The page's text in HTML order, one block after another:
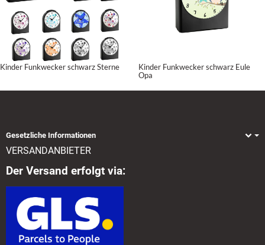
Kinder Funkwecker schwarz Sterne
Kinder Funkwecker schwarz Eule
Opa
Gesetzliche Informationen
VERSANDANBIETER
Der Versand erfolgt via: